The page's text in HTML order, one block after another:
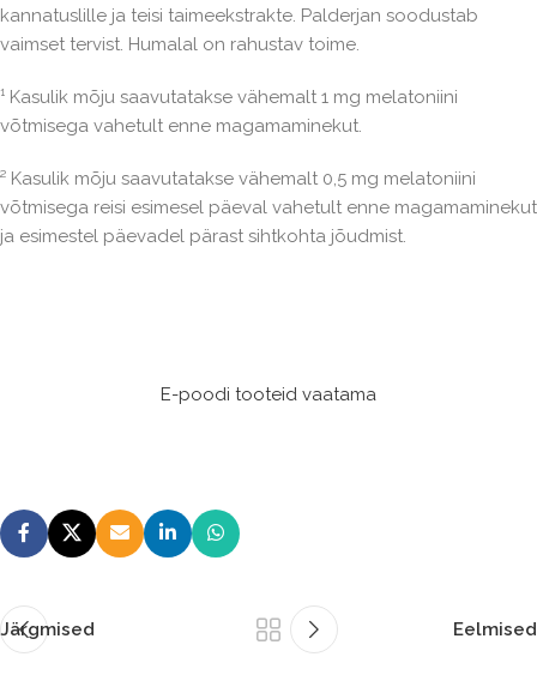
kannatuslille ja teisi taimeekstrakte. Palderjan soodustab
vaimset tervist. Humalal on rahustav toime.
¹ Kasulik mõju saavutatakse vähemalt 1 mg melatoniini
võtmisega vahetult enne magamaminekut.
² Kasulik mõju saavutatakse vähemalt 0,5 mg melatoniini
võtmisega reisi esimesel päeval vahetult enne magamaminekut
ja esimestel päevadel pärast sihtkohta jõudmist.
E-poodi tooteid vaatama
Järgmised Eelmised